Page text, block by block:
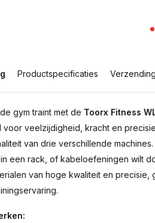
Productspecificaties Verzending
gym traint met de Toorx Fitness
voor veelzijdigheid, kracht en
van drie verschillende
een rack, of kabeloefeningen wilt
van hoge kwaliteit en